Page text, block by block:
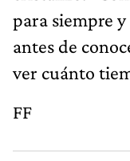
para siempre
antes de
ver cuánto
FF